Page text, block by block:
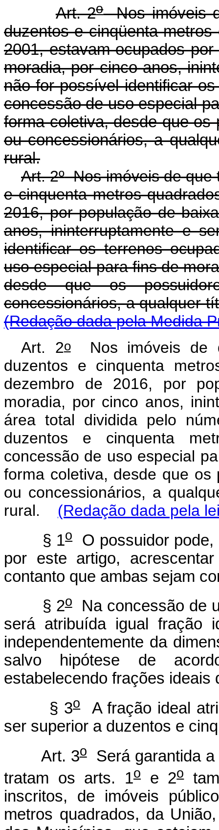
Art. 2oNos imóveis
duzentos e cinqüenta
2001, estavam ocupados
moradia, por cinco anos,
não for possível identificar
concessão de uso especial
forma coletiva, desde que os
ou concessionários, a
rural.
Art. 2ºNos imóveis de que
e cinquenta metros
2016, por população de
anos, ininterruptamente e
identificar os terrenos
uso especial para fins de
desde que os
concessionários, a qualquer
(Redação dada pela Medida
Art. 2oNos imóveis de
duzentos e cinquenta
dezembro de 2016, por
moradia, por cinco anos,
área total dividida pelo
duzentos e cinquenta
concessão de uso especial
forma coletiva, desde que os
ou concessionários, a
rural. (Redação dada pela
§ 1oO possuidor pode,
por este artigo,
contanto que ambas sejam
§ 2oNa concessão de
será atribuída igual fração
independentemente da
salvo hipótese de
estabelecendo frações ideais
§ 3oA fração ideal
ser superior a duzentos e
Art. 3oSerá garantida a
tratam os arts. 1o e 2o
inscritos, de imóveis
metros quadrados, da